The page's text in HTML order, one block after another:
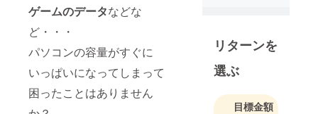
ゲームのデータなどな
ど・・・
パソコンの容量がすぐに
いっぱいになってしまって
困ったことはありません
ITEM」では
タイで作ら
れた革製品
の販売を
リターンを
選ぶ
目標金額